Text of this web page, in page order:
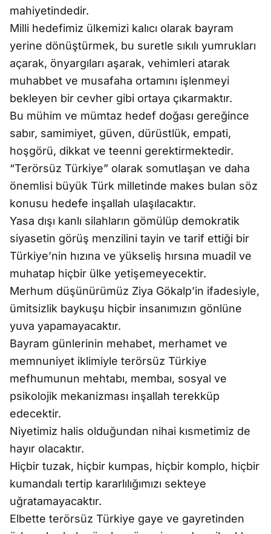
mahiyetindedir.
Milli hedefimiz ülkemizi kalıcı olarak bayram
yerine dönüştürmek, bu suretle sıkılı yumrukları
açarak, önyargıları aşarak, vehimleri atarak
muhabbet ve musafaha ortamını işlenmeyi
bekleyen bir cevher gibi ortaya çıkarmaktır.
Bu mühim ve mümtaz hedef doğası gereğince
sabır, samimiyet, güven, dürüstlük, empati,
hoşgörü, dikkat ve teenni gerektirmektedir.
“Terörsüz Türkiye” olarak somutlaşan ve daha
önemlisi büyük Türk milletinde makes bulan söz
konusu hedefe inşallah ulaşılacaktır.
Yasa dışı kanlı silahların gömülüp demokratik
siyasetin görüş menzilini tayin ve tarif ettiği bir
Türkiye’nin hızına ve yükseliş hırsına muadil ve
muhatap hiçbir ülke yetişemeyecektir.
Merhum düşünürümüz Ziya Gökalp’in ifadesiyle,
ümitsizlik baykuşu hiçbir insanımızın gönlüne
yuva yapamayacaktır.
Bayram günlerinin mehabet, merhamet ve
memnuniyet iklimiyle terörsüz Türkiye
mefhumunun mehtabı, membaı, sosyal ve
psikolojik mekanizması inşallah terekküp
edecektir.
Niyetimiz halis olduğundan nihai kısmetimiz de
hayır olacaktır.
Hiçbir tuzak, hiçbir kumpas, hiçbir komplo, hiçbir
kumandalı tertip kararlılığımızı sekteye
uğratamayacaktır.
Elbette terörsüz Türkiye gaye ve gayretinden